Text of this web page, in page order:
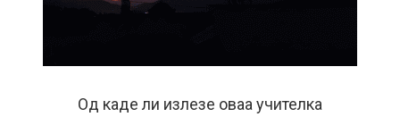
Од каде ли излезе оваа учителка